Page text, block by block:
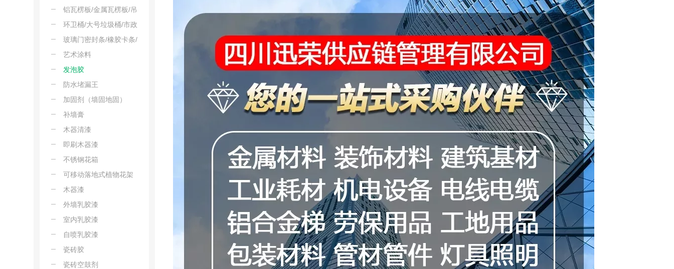
板/PMMA板
消音板/隔声板
铝瓦楞板/金属瓦楞板/吊
顶瓦楞板/屋面铝楞板/装
饰瓦楞板
环卫桶/大号垃圾桶/市政
垃圾桶/塑料环卫桶/景区
垃圾桶
玻璃门密封条/橡胶卡条/
压线条/门窗卡条/玻璃扣
条
艺术涂料
发泡胶
防水堵漏王
加固剂（墙固地固）
补墙膏
木器清漆
即刷木器漆
不锈钢花箱
可移动落地式植物花架
木器漆
外墙乳胶漆
室内乳胶漆
自喷乳胶漆
瓷砖胶
瓷砖空鼓剂